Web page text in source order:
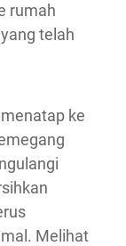
rumah
telah
ke
Melihat